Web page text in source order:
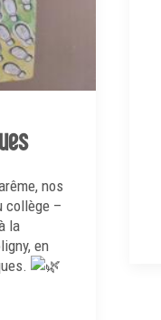
nos
collège –
la
en